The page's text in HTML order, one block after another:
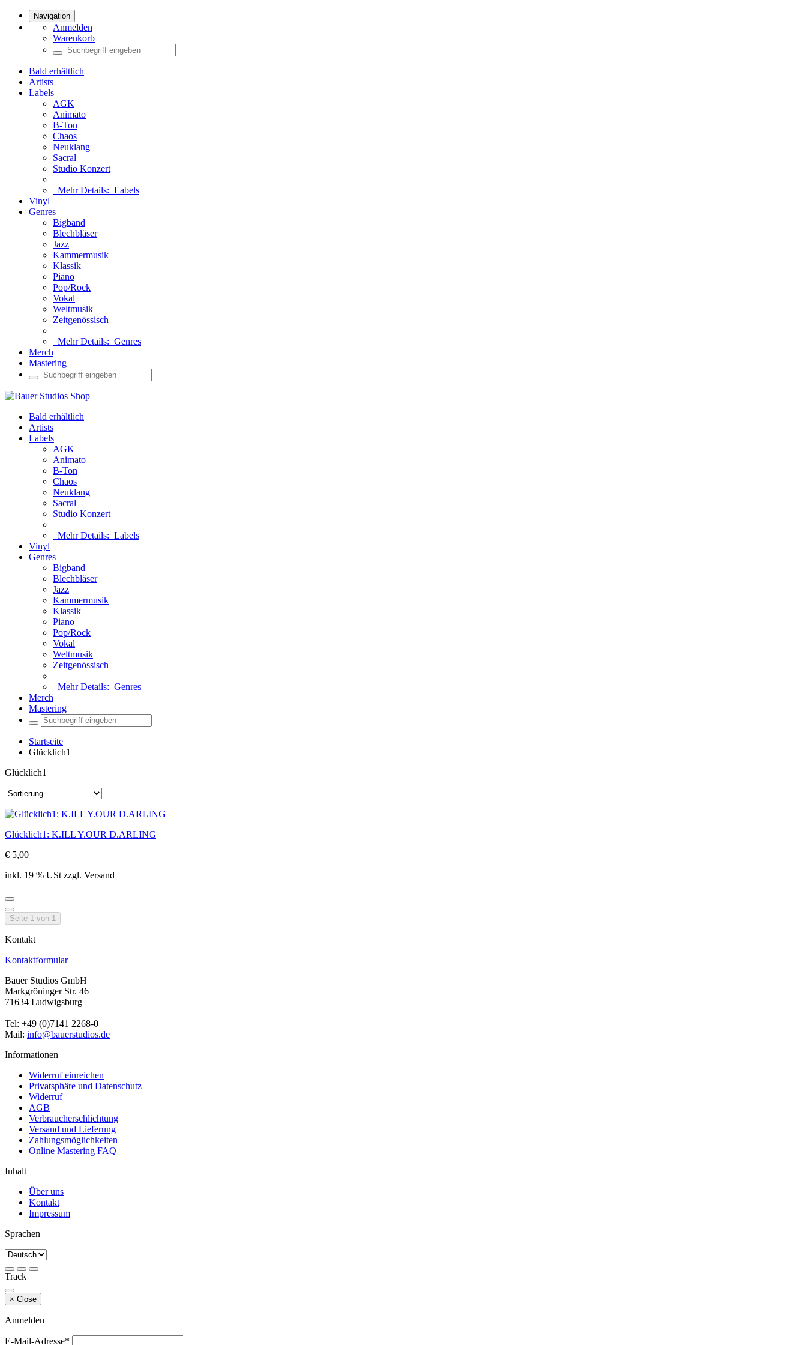
Navigation
Anmelden
Warenkorb
Bald erhältlich
Artists
Labels
AGK
Animato
B-Ton
Chaos
Neuklang
Sacral
Studio Konzert
Mehr Details: Labels
Vinyl
Genres
Bigband
Blechbläser
Jazz
Kammermusik
Klassik
Piano
Pop/Rock
Vokal
Weltmusik
Zeitgenössisch
Mehr Details: Genres
Merch
Mastering
Bald erhältlich
Artists
Labels
AGK
Animato
B-Ton
Chaos
Neuklang
Sacral
Studio Konzert
Mehr Details: Labels
Vinyl
Genres
Bigband
Blechbläser
Jazz
Kammermusik
Klassik
Piano
Pop/Rock
Vokal
Weltmusik
Zeitgenössisch
Mehr Details: Genres
Merch
Mastering
Startseite
Glücklich1
Glücklich1
Glücklich1: K.ILL Y.OUR D.ARLING
€ 5,00
inkl. 19 % USt zzgl. Versand
Seite 1 von 1
Kontakt
Kontaktformular
Bauer Studios GmbH
Markgröninger Str. 46
71634 Ludwigsburg
Tel: +49 (0)7141 2268-0
Mail: info@bauerstudios.de
Informationen
Widerruf einreichen
Privatsphäre und Datenschutz
Widerruf
AGB
Verbraucherschlichtung
Versand und Lieferung
Zahlungsmöglichkeiten
Online Mastering FAQ
Inhalt
Über uns
Kontakt
Impressum
Sprachen
Track
× Close
Anmelden
E-Mail-Adresse*